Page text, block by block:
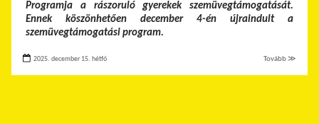
Programja a rászoruló gyerekek szemüvegtámogatását.
Ennek köszönhetően december 4-én újraindult a
szemüvegtámogatási program.
2025. december 15. hétfő Tovább ≫